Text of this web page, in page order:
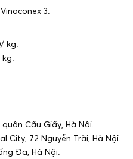
3.
kg.
kg.
Cầu Giấy, Hà Nội.
City, 72 Nguyễn Trãi, Hà Nội.
Đa, Hà Nội.